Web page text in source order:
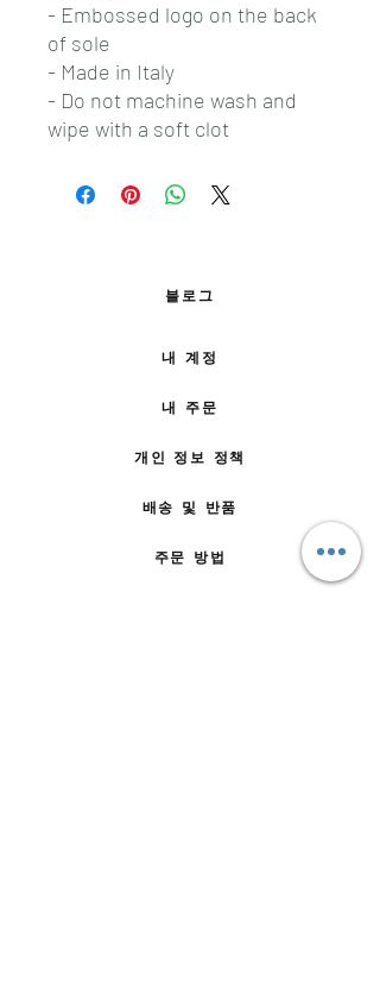
- Embossed logo on the back
of sole
- Made in Italy
- Do not machine wash and
wipe with a soft clot
블로그
내 계정
내 주문
개인 정보 정책
배송 및 반품
주문 방법